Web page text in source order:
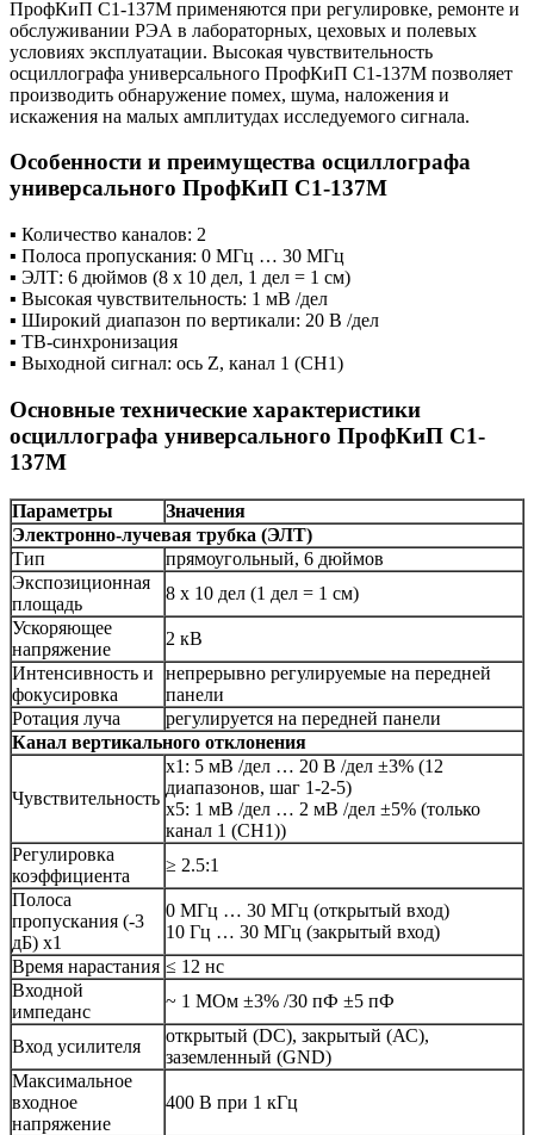
ПрофКиП С1-137М применяются при регулировке, ремонте и
обслуживании РЭА в лабораторных, цеховых и полевых
условиях эксплуатации. Высокая чувствительность
осциллографа универсального ПрофКиП С1-137М позволяет
производить обнаружение помех, шума, наложения и
искажения на малых амплитудах исследуемого сигнала.
Особенности и преимущества осциллографа
универсального ПрофКиП С1-137М
▪ Количество каналов: 2
▪ Полоса пропускания: 0 МГц … 30 МГц
▪ ЭЛТ: 6 дюймов (8 х 10 дел, 1 дел = 1 см)
▪ Высокая чувствительность: 1 мВ /дел
▪ Широкий диапазон по вертикали: 20 В /дел
▪ ТВ-синхронизация
▪ Выходной сигнал: ось Z, канал 1 (CH1)
Основные технические характеристики
осциллографа универсального ПрофКиП С1-
137М
Параметры
Значения
Электронно-лучевая трубка (ЭЛТ)
Тип
прямоугольный, 6 дюймов
Экспозиционная
площадь
8 х 10 дел (1 дел = 1 см)
Ускоряющее
напряжение
2 кВ
Интенсивность и
фокусировка
непрерывно регулируемые на передней
панели
Ротация луча
регулируется на передней панели
Канал вертикального отклонения
Чувствительность
х1: 5 мВ /дел … 20 В /дел ±3% (12
диапазонов, шаг 1-2-5)
х5: 1 мВ /дел … 2 мВ /дел ±5% (только
канал 1 (CH1))
Регулировка
коэффициента
≥ 2.5:1
Полоса
пропускания (-3
дБ) х1
0 МГц … 30 МГц (открытый вход)
10 Гц … 30 МГц (закрытый вход)
Время нарастания ≤ 12 нс
Входной
импеданс
~ 1 МОм ±3% /30 пФ ±5 пФ
Вход усилителя
открытый (DC), закрытый (АС),
заземленный (GND)
Максимальное
входное
напряжение
400 В при 1 кГц